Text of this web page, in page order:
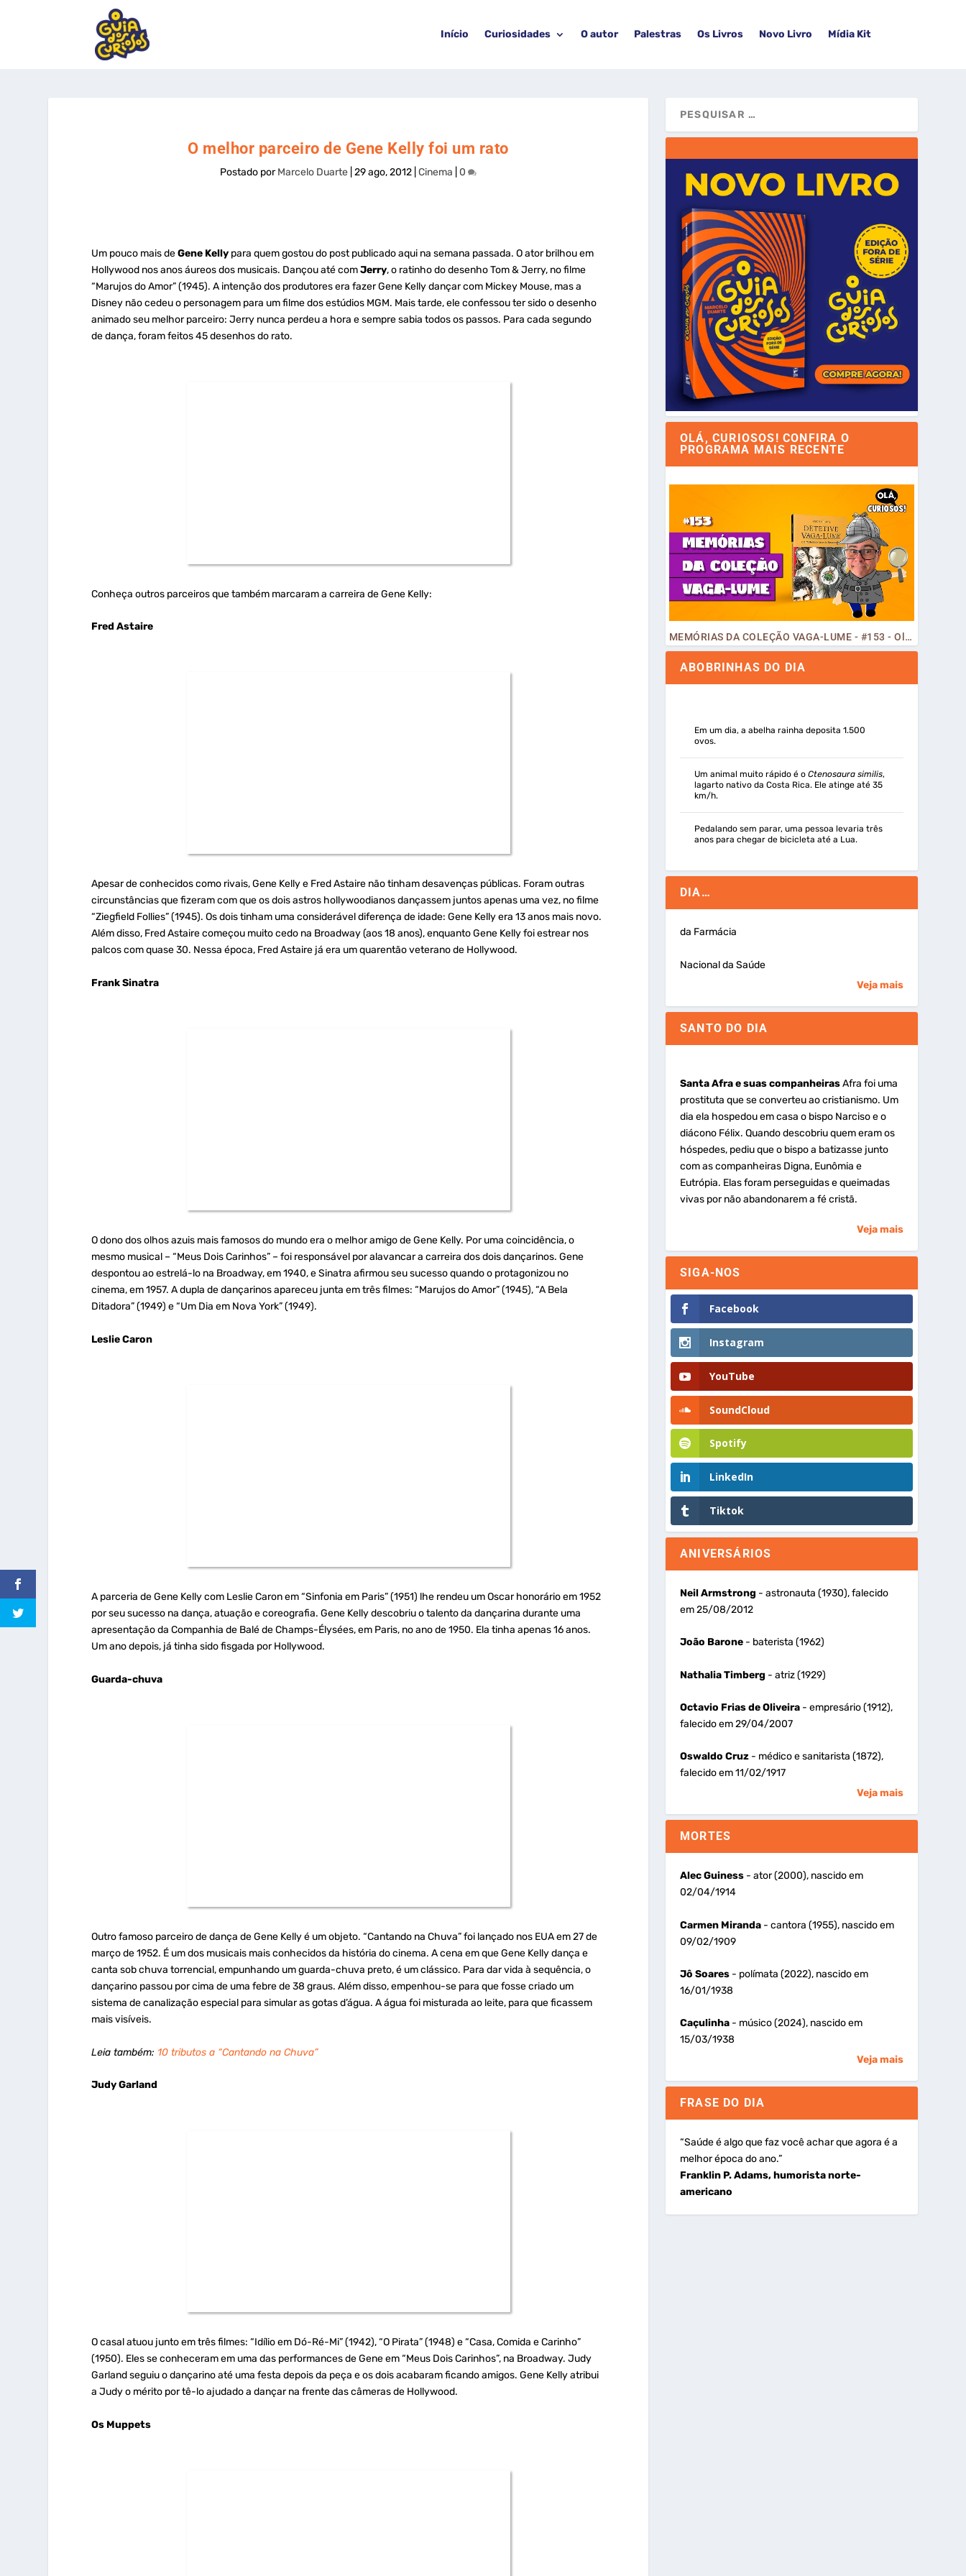
Início Curiosidades O autor Palestras Os Livros Novo Livro Mídia Kit
O melhor parceiro de Gene Kelly foi um rato
Postado porMarcelo Duarte |29 ago, 2012 |Cinema 0
Um pouco mais deGene Kelly para quem gostou do post publicado aqui na semana passada. O ator brilhou em
Hollywood nos anos áureos dos musicais. Dançou até comJerry, o ratinho do desenho Tom & Jerry, no filme
“Marujos do Amor” (1945). A intenção dos produtores era fazer Gene Kelly dançar com Mickey Mouse, mas a
Disney não cedeu o personagem para um filme dos estúdios MGM. Mais tarde, ele confessou ter sido o desenho
animado seu melhor parceiro: Jerry nunca perdeu a hora e sempre sabia todos os passos. Para cada segundo
de dança, foram feitos 45 desenhos do rato.
Conheça outros parceiros que também marcaram a carreira de Gene Kelly:
Fred Astaire
Apesar de conhecidos como rivais, Gene Kelly e Fred Astaire não tinham desavenças públicas. Foram outras
circunstâncias que fizeram com que os dois astros hollywoodianos dançassem juntos apenas uma vez, no filme
“Ziegfield Follies” (1945). Os dois tinham uma considerável diferença de idade: Gene Kelly era 13 anos mais novo.
Além disso, Fred Astaire começou muito cedo na Broadway (aos 18 anos), enquanto Gene Kelly foi estrear nos
palcos com quase 30. Nessa época, Fred Astaire já era um quarentão veterano de Hollywood.
Frank Sinatra
O dono dos olhos azuis mais famosos do mundo era o melhor amigo de Gene Kelly. Por uma coincidência, o
mesmo musical – “Meus Dois Carinhos” – foi responsável por alavancar a carreira dos dois dançarinos. Gene
despontou ao estrelá-lo na Broadway, em 1940, e Sinatra afirmou seu sucesso quando o protagonizou no
cinema, em 1957. A dupla de dançarinos apareceu junta em três filmes: “Marujos do Amor” (1945), “A Bela
Ditadora” (1949) e “Um Dia em Nova York” (1949).
Leslie Caron
A parceria de Gene Kelly com Leslie Caron em “Sinfonia em Paris” (1951) lhe rendeu um Oscar honorário em 1952
por seu sucesso na dança, atuação e coreografia. Gene Kelly descobriu o talento da dançarina durante uma
apresentação da Companhia de Balé de Champs-Élysées, em Paris, no ano de 1950. Ela tinha apenas 16 anos.
Um ano depois, já tinha sido fisgada por Hollywood.
Guarda-chuva
Outro famoso parceiro de dança de Gene Kelly é um objeto. “Cantando na Chuva” foi lançado nos EUA em 27 de
março de 1952. É um dos musicais mais conhecidos da história do cinema. A cena em que Gene Kelly dança e
canta sob chuva torrencial, empunhando um guarda-chuva preto, é um clássico. Para dar vida à sequência, o
dançarino passou por cima de uma febre de 38 graus. Além disso, empenhou-se para que fosse criado um
sistema de canalização especial para simular as gotas d’água. A água foi misturada ao leite, para que ficassem
mais visíveis.
Leia também: 10 tributos a “Cantando na Chuva”
Judy Garland
O casal atuou junto em três filmes: “Idílio em Dó-Ré-Mi” (1942), “O Pirata” (1948) e “Casa, Comida e Carinho”
(1950). Eles se conheceram em uma das performances de Gene em “Meus Dois Carinhos”, na Broadway. Judy
Garland seguiu o dançarino até uma festa depois da peça e os dois acabaram ficando amigos. Gene Kelly atribui
a Judy o mérito por tê-lo ajudado a dançar na frente das câmeras de Hollywood.
Os Muppets
OLÁ, CURIOSOS! CONFIRA O
PROGRAMA MAIS RECENTE
MEMÓRIAS DA COLEÇÃO VAGA-LUME - #153 - Olá, Curiosos! 2023
ABOBRINHAS DO DIA
Em um dia, a abelha rainha deposita 1.500
ovos.
Um animal muito rápido é o Ctenosaura similis,
lagarto nativo da Costa Rica. Ele atinge até 35
km/h.
Pedalando sem parar, uma pessoa levaria três
anos para chegar de bicicleta até a Lua.
DIA…
da Farmácia
Nacional da Saúde
Veja mais
SANTO DO DIA
Santa Afra e suas companheirasAfra foi uma
prostituta que se converteu ao cristianismo. Um
dia ela hospedou em casa o bispo Narciso e o
diácono Félix. Quando descobriu quem eram os
hóspedes, pediu que o bispo a batizasse junto
com as companheiras Digna, Eunômia e
Eutrópia. Elas foram perseguidas e queimadas
vivas por não abandonarem a fé cristã.
Veja mais
SIGA-NOS
Facebook
Instagram
YouTube
SoundCloud
Spotify
LinkedIn
Tiktok
ANIVERSÁRIOS
Neil Armstrong - astronauta (1930), falecido
em 25/08/2012
João Barone- baterista (1962)
Nathalia Timberg - atriz (1929)
Octavio Frias de Oliveira- empresário (1912),
falecido em 29/04/2007
Oswaldo Cruz- médico e sanitarista (1872),
falecido em 11/02/1917
Veja mais
MORTES
Alec Guiness- ator (2000), nascido em
02/04/1914
Carmen Miranda- cantora (1955), nascido em
09/02/1909
Jô Soares- polímata (2022), nascido em
16/01/1938
Caçulinha- músico (2024), nascido em
15/03/1938
Veja mais
FRASE DO DIA
“Saúde é algo que faz você achar que agora é a
melhor época do ano.”
Franklin P. Adams, humorista norte-
americano